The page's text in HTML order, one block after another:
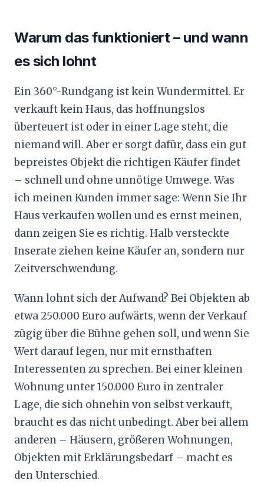
Warum das funktioniert – und wann
es sich lohnt
Ein 360°-Rundgang ist kein Wundermittel. Er
verkauft kein Haus, das hoffnungslos
überteuert ist oder in einer Lage steht, die
niemand will. Aber er sorgt dafür, dass ein gut
bepreistes Objekt die richtigen Käufer findet
– schnell und ohne unnötige Umwege. Was
ich meinen Kunden immer sage: Wenn Sie Ihr
Haus verkaufen wollen und es ernst meinen,
dann zeigen Sie es richtig. Halb versteckte
Inserate ziehen keine Käufer an, sondern nur
Zeitverschwendung.
Wann lohnt sich der Aufwand? Bei Objekten ab
etwa 250.000 Euro aufwärts, wenn der Verkauf
zügig über die Bühne gehen soll, und wenn Sie
Wert darauf legen, nur mit ernsthaften
Interessenten zu sprechen. Bei einer kleinen
Wohnung unter 150.000 Euro in zentraler
Lage, die sich ohnehin von selbst verkauft,
braucht es das nicht unbedingt. Aber bei allem
anderen – Häusern, größeren Wohnungen,
Objekten mit Erklärungsbedarf – macht es
den Unterschied.